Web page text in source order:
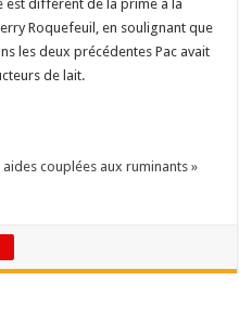
est différent de la prime à la
Roquefeuil, en soulignant que
les deux précédentes Pac avait
de lait.
couplées aux ruminants »